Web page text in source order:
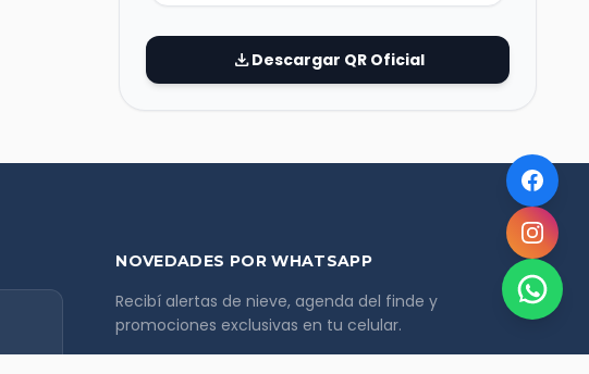
downloadDescargar QR Oficial
NOVEDADES POR WHATSAPP
Recibí alertas de nieve, agenda del finde y
promociones exclusivas en tu celular.